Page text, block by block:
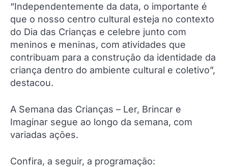
“Independentemente da data, o importante é
que o nosso centro cultural esteja no contexto
do Dia das Crianças e celebre junto com
meninos e meninas, com atividades que
contribuam para a construção da identidade da
criança dentro do ambiente cultural e coletivo”,
destacou.
A Semana das Crianças – Ler, Brincar e
Imaginar segue ao longo da semana, com
variadas ações.
Confira, a seguir, a programação: